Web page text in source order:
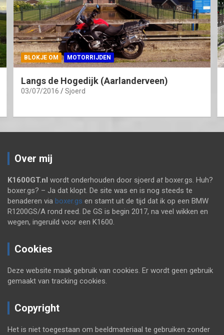
BLOKJE OM MOTORRIJDEN
Langs de Hogedijk (Aarlanderveen)
03/07/2016 Sjoerd
Over mij
K1600GT.nl wordt onderhouden door sjoerd at boxer.gs. Huh?
boxer.gs? – Ja dat klopt. De site was en is nog steeds te
benaderen via boxer.gs en stamt uit de tijd dat ik op een BMW
R1200GS/A rond reed. De GS is begin 2017, na veel wikken en
wegen, ingeruild voor een K1600.
Cookies
Deze website maak gebruik van cookies. Er wordt geen gebruik
gemaakt van tracking cookies.
Copyright
Het is niet toegestaan om beeldmateriaal te gebruiken zonder